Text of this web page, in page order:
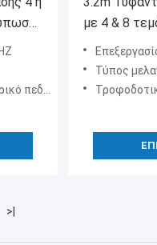
με 4 & 8
υψηλής
εκτύπωση
Επεξεργασία
Τύπος
>|